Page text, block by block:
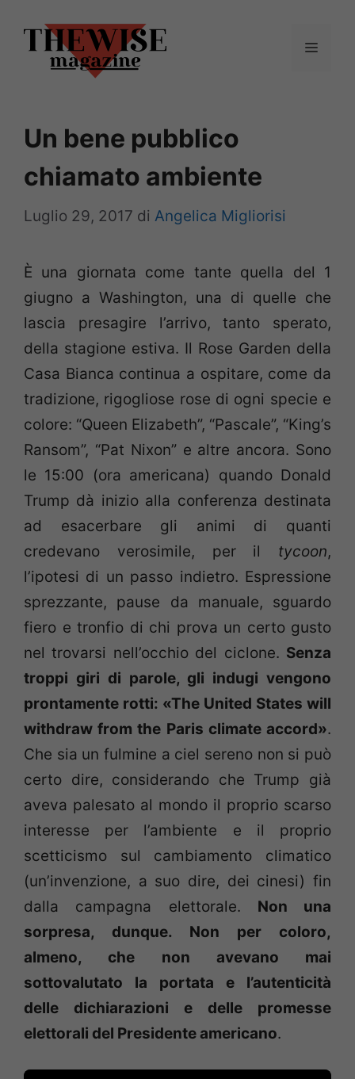
contenuto
Menu
Un bene pubblico
chiamato ambiente
Luglio 29, 2017 di Angelica Migliorisi
È una giornata come tante quella del 1
giugno a Washington, una di quelle che
lascia presagire l’arrivo, tanto sperato,
della stagione estiva. Il Rose Garden della
Casa Bianca continua a ospitare, come da
tradizione, rigogliose rose di ogni specie e
colore: “Queen Elizabeth”, “Pascale”, “King’s
Ransom”, “Pat Nixon” e altre ancora. Sono
le 15:00 (ora americana) quando Donald
Trump dà inizio alla conferenza destinata
ad esacerbare gli animi di quanti
credevano verosimile, per il tycoon,
l’ipotesi di un passo indietro. Espressione
sprezzante, pause da manuale, sguardo
fiero e tronfio di chi prova un certo gusto
nel trovarsi nell’occhio del ciclone. Senza
troppi giri di parole, gli indugi vengono
prontamente rotti: «The United States will
withdraw from the Paris climate accord».
Che sia un fulmine a ciel sereno non si può
certo dire, considerando che Trump già
aveva palesato al mondo il proprio scarso
interesse per l’ambiente e il proprio
scetticismo sul cambiamento climatico
(un’invenzione, a suo dire, dei cinesi) fin
dalla campagna elettorale. Non una
sorpresa, dunque. Non per coloro,
almeno, che non avevano mai
sottovalutato la portata e l’autenticità
delle dichiarazioni e delle promesse
elettorali del Presidente americano.